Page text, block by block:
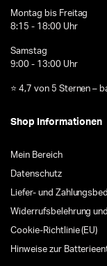
Montag bis Freitag
8:15 - 18:00 Uhr
Samstag
9:00 - 13:00 Uhr
⭐ 4,7 von 5 Sternen –
Shop Informationen
Mein Bereich
Datenschutz
Liefer- und
Widerrufsbelehrung
Cookie-Richtlinie (EU)
Hinweise zur